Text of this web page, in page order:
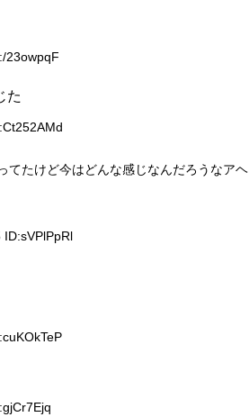
/23owpqF
た
Ct252AMd
てたけど今はどんな感じなんだろうなアヘ
ID:sVPlPpRl
cuKOkTeP
gjCr7Ejq